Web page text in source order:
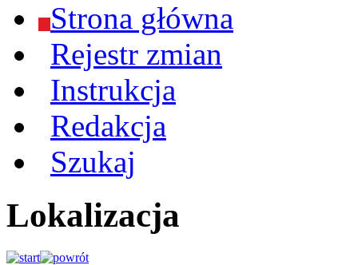
Strona główna
Rejestr zmian
Instrukcja
Redakcja
Szukaj
Lokalizacja